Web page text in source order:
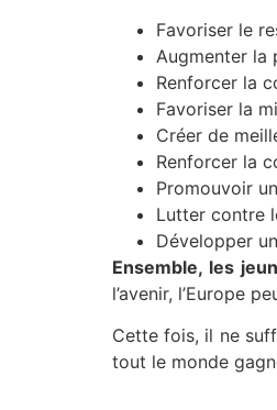
Favoriser le
Augmenter la
Renforcer la
Favoriser la
Créer de
Renforcer la
Promouvoir
Lutter contre
Développer
Ensemble, les
l’avenir, l’Europe
Cette fois, il ne
tout le monde